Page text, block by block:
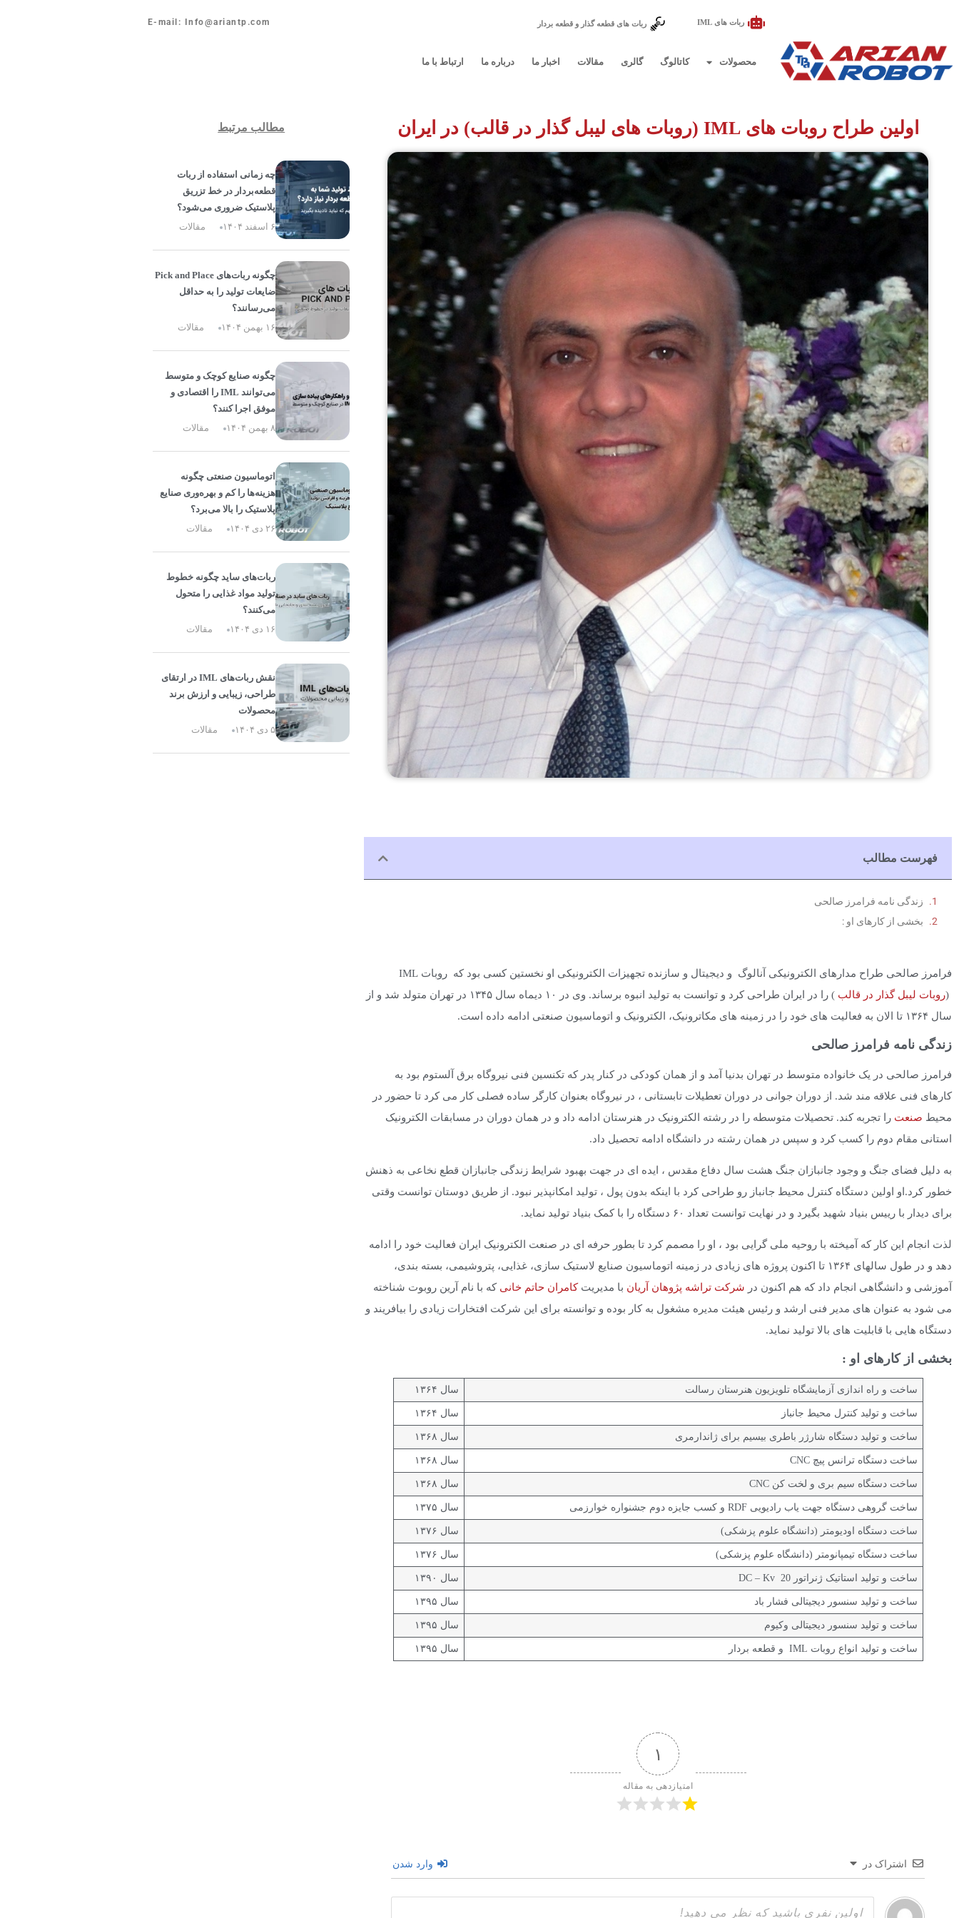
ربات های IML ربات های قطعه گذار و قطعه بردار E-mail: Info@ariantp.com
محصولات کاتالوگ گالری مقالات اخبار ما درباره ما ارتباط با ما
اولین طراح روبات های IML (روبات های لیبل گذار در قالب) در ایران
فهرست مطالب
زندگی نامه فرامرز صالحی
بخشی از کارهای او :
فرامرز صالحی طراح مدارهای الکترونیکی آنالوگ و دیجیتال و سازنده تجهیزات الکترونیکی او نخستین کسی بود که روبات IML
(روبات لیبل گذار در قالب
) را در ایران طراحی کرد و توانست به تولید انبوه برساند. وی در ۱۰ دیماه سال ۱۳۴۵ در تهران متولد شد و از
سال ۱۳۶۴ تا الان به فعالیت های خود را در زمینه های مکاترونیک، الکترونیک و اتوماسیون صنعتی ادامه داده است.
زندگی نامه فرامرز صالحی
فرامرز صالحی در یک خانواده متوسط در تهران بدنیا آمد و از همان کودکی در کنار پدر که تکنسین فنی نیروگاه برق آلستوم بود به
کارهای فنی علاقه مند شد. از دوران جوانی در دوران تعطیلات تابستانی ، در نیروگاه بعنوان کارگر ساده فصلی کار می کرد تا حضور در
محیط صنعت را تجربه کند. تحصیلات متوسطه را در رشته الکترونیک در هنرستان ادامه داد و در همان دوران در مسابقات الکترونیک
استانی مقام دوم را کسب کرد و سپس در همان رشته در دانشگاه ادامه تحصیل داد.
به دلیل فضای جنگ و وجود جانبازان جنگ هشت سال دفاع مقدس ، ایده ای در جهت بهبود شرایط زندگی جانبازان قطع نخاعی به ذهنش
خطور کرد.او اولین دستگاه کنترل محیط جانباز رو طراحی کرد با اینکه بدون پول ، تولید امکانپذیر نبود. از طریق دوستان توانست وقتی
برای دیدار با رییس بنیاد شهید بگیرد و در نهایت توانست تعداد ۶۰ دستگاه را با کمک بنیاد تولید نماید.
لذت انجام این کار که آمیخته با روحیه ملی گرایی بود ، او را مصمم کرد تا بطور حرفه ای در صنعت الکترونیک ایران فعالیت خود را ادامه
دهد و در طول سالهای ۱۳۶۴ تا اکنون پروژه های زیادی در زمینه اتوماسیون صنایع لاستیک سازی، غذایی، پتروشیمی، بسته بندی،
آموزشی و دانشگاهی انجام داد که هم اکنون در شرکت تراشه پژوهان آریان با مدیریتکامران حاتم خانی که با نام آرین روبوت شناخته
می شود به عنوان های مدیر فنی ارشد و رئیس هیئت مدیره مشغول به کار بوده و توانسته برای این شرکت افتخارات زیادی را بیافریند و
دستگاه هایی با قابلیت های بالا تولید نماید.
بخشی از کارهای او :
ساخت و راه اندازی آزمایشگاه تلویزیون هنرستان رسالت سال ۱۳۶۴
ساخت و تولید کنترل محیط جانباز سال ۱۳۶۴
ساخت و تولید دستگاه شارژر باطری بیسیم برای ژاندارمری سال ۱۳۶۸
ساخت دستگاه ترانس پیچ CNC سال ۱۳۶۸
ساخت دستگاه سیم بری و لخت کن CNC سال ۱۳۶۸
ساخت گروهی دستگاه جهت یاب رادیویی RDF و کسب جایزه دوم جشنواره خوارزمی سال ۱۳۷۵
ساخت دستگاه اودیومتر (دانشگاه علوم پزشکی) سال ۱۳۷۶
ساخت دستگاه تیمپانومتر (دانشگاه علوم پزشکی) سال ۱۳۷۶
ساخت و تولید استاتیک ژنراتور DC – Kv 20 سال ۱۳۹۰
ساخت و تولید سنسور دیجیتالی فشار باد سال ۱۳۹۵
ساخت و تولید سنسور دیجیتالی وکیوم سال ۱۳۹۵
ساخت و تولید انواع روبات IML و قطعه بردار سال ۱۳۹۵
۱
امتیازدهی به مقاله
اشتراک در وارد شدن
مطالب مرتبط
چه زمانی استفاده از ربات
قطعه‌بردار در خط تزریق
پلاستیک ضروری می‌شود؟
۶ اسفند ۱۴۰۴
مقالات
چگونه ربات‌های Pick and Place
ضایعات تولید را به حداقل
می‌رسانند؟
۱۶ بهمن ۱۴۰۴
مقالات
چگونه صنایع کوچک و متوسط
می‌توانند IML را اقتصادی و
موفق اجرا کنند؟
۸ بهمن ۱۴۰۴
مقالات
اتوماسیون صنعتی چگونه
هزینه‌ها را کم و بهره‌وری صنایع
پلاستیک را بالا می‌برد؟
۲۶ دی ۱۴۰۴
مقالات
ربات‌های ساید چگونه خطوط
تولید مواد غذایی را متحول
می‌کنند؟
۱۶ دی ۱۴۰۴
مقالات
نقش ربات‌های IML در ارتقای
طراحی، زیبایی و ارزش برند
محصولات
۵ دی ۱۴۰۴
مقالات